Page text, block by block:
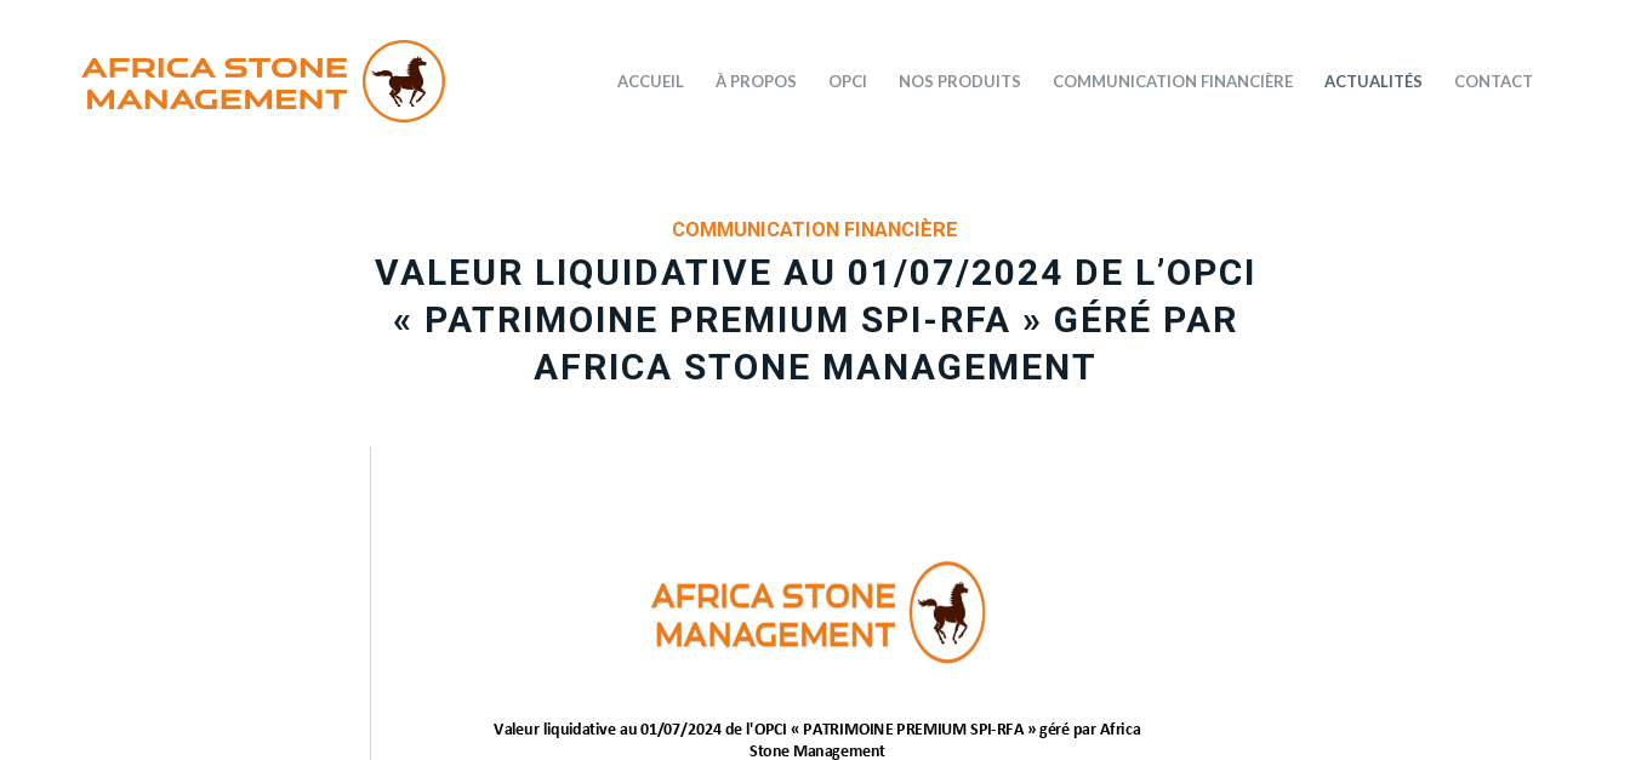
ACCUEIL À PROPOS OPCI NOS PRODUITS COMMUNICATION FINANCIÈRE ACTUALITÉS CONTACT
COMMUNICATION FINANCIÈRE
VALEUR LIQUIDATIVE AU 01/07/2024 DE L’OPCI
« PATRIMOINE PREMIUM SPI-RFA » GÉRÉ PAR
AFRICA STONE MANAGEMENT